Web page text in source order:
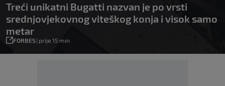
Treći unikatni Bugatti nazvan je po vrsti
srednjovjekovnog viteškog konja i visok samo
metar
FORBES| prije 15 min.